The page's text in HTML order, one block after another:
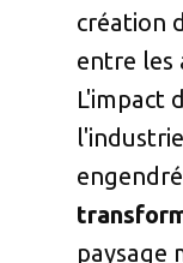
création
entre les
L'impact
paysage